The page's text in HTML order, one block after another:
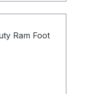
wir Ihnen
geeigneten